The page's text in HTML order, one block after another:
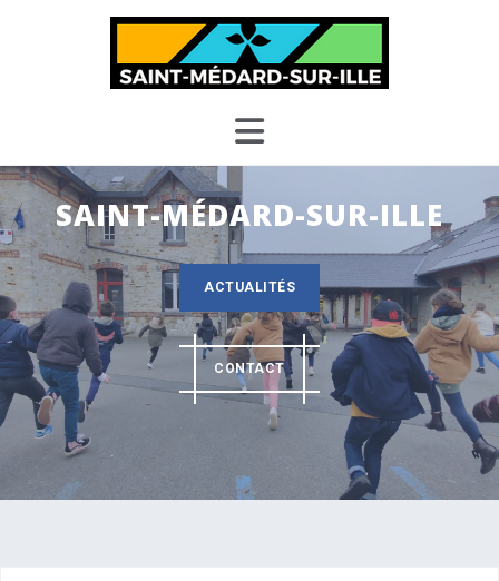
SAINT-MÉDARD-SUR-ILLE
ACTUALITÉS
CONTACT